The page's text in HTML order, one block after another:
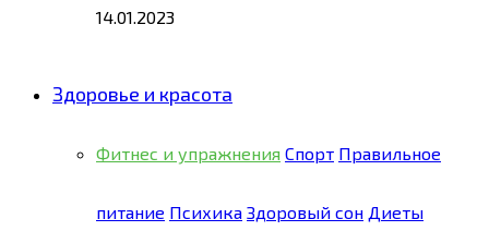
14.01.2023
Здоровье и красота
Фитнес и упражнения Спорт Правильное
питание Психика Здоровый сон Диеты